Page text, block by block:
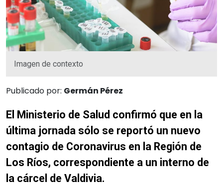
Imagen de contexto
Publicado por: Germán Pérez
El Ministerio de Salud confirmó que en la
última jornada sólo se reportó un nuevo
contagio de Coronavirus en la Región de
Los Ríos, correspondiente a un interno de
la cárcel de Valdivia.